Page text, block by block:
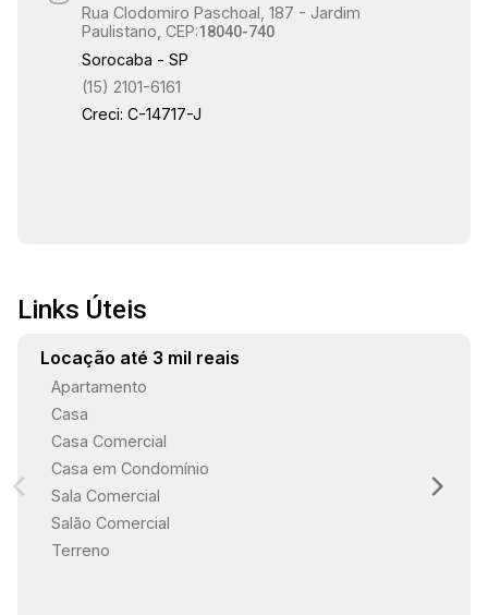
Rua Clodomiro Paschoal, 187 - Jardim
Paulistano, CEP:18040-740
Sorocaba - SP
(15) 2101-6161
Creci: C-14717-J
Links Úteis
Locação até 3 mil reais
Apartamento
Casa
Casa Comercial
Casa em Condomínio
Sala Comercial
Salão Comercial
Terreno